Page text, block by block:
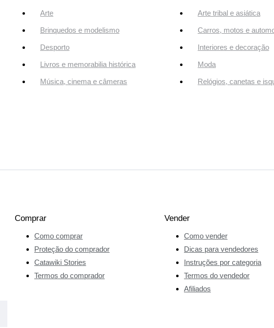
Arte Arte tribal e asiática
Brinquedos e modelismo Carros, motos e
Desporto Interiores e decoração
Livros e memorabilia histórica Moda
Música, cinema e câmeras Relógios, canetas e
Comprar
Como comprar
Proteção do comprador
Catawiki Stories
Termos do comprador
Vender
Como vender
Dicas para vendedores
Instruções por categoria
Termos do vendedor
Afiliados